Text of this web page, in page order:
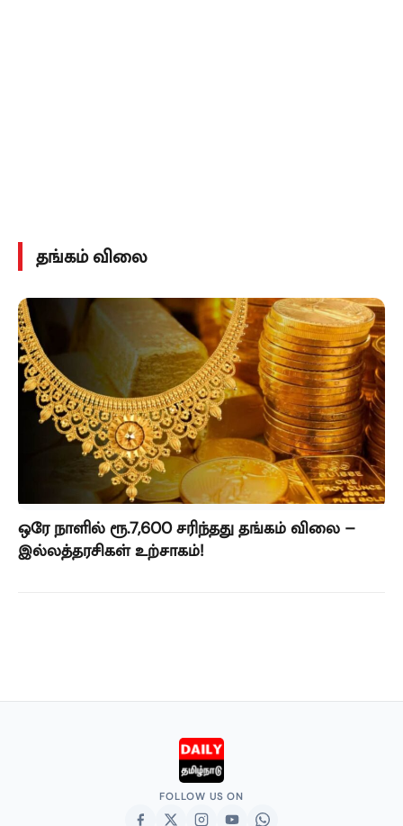
தங்கம் விலை
ஒரே நாளில் ரூ.7,600 சரிந்தது தங்கம் விலை –
இல்லத்தரசிகள் உற்சாகம்!
FOLLOW US ON